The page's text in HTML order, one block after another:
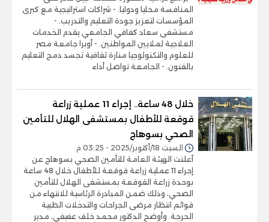
المنافسة محليا ودوليا. - شراكات استراتيجية مع كبرى
المؤسسات لتعزيز جودة التعليم والتدريب. -
مستشفى سعاد كفافي الجامعي يقدم الخدمات
العلاجية لملايين المواطنين. - أوبرا جامعة مصر
للعلوم والتكنولوجيا منارة ثقافية تجسد دمج التعليم
بالفنون. - الجامعة تواصل أداء
خلال 48 ساعة.. إجراء 11 عملية زراعة
قوقعة للأطفال بمستشفى الهلال للتأمين
الصحي بسوهاج
السبت 18/أكتوبر/2025 - 03:25 م
أعلنت الهيئة العامة للتأمين الصحي بسوهاج عن
إجراء 11 عملية زراعة قوقعة للأطفال خلال 48 ساعة
بوحدة زراعة القوقعة بمستشفى الهلال للتأمين
الصحي، وذلك ضمن المبادرة الرئاسية للانتهاء من
قوائم انتظار مرضى الجراحات والتدخلات الطبية
الحرجة. وأوضح الدكتور محمد خلف عفيفي، مدير